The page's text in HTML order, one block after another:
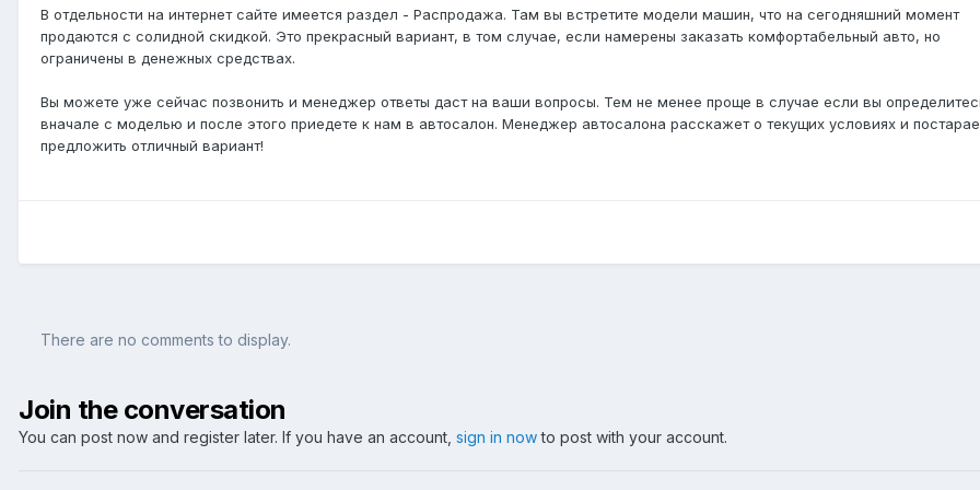
В отдельности на интернет сайте имеется раздел - Распродажа. Там вы встретите модели машин, что на сегодняшний момент
продаются с солидной скидкой. Это прекрасный вариант, в том случае, если намерены заказать комфортабельный авто, но
ограничены в денежных средствах.
Вы можете уже сейчас позвонить и менеджер ответы даст на ваши вопросы. Тем не менее проще в случае если вы
вначале с моделью и после этого приедете к нам в автосалон. Менеджер автосалона расскажет о текущих условиях и
предложить отличный вариант!
There are no comments to display.
Join the conversation
You can post now and register later. If you have an account, sign in nowto post with your account.